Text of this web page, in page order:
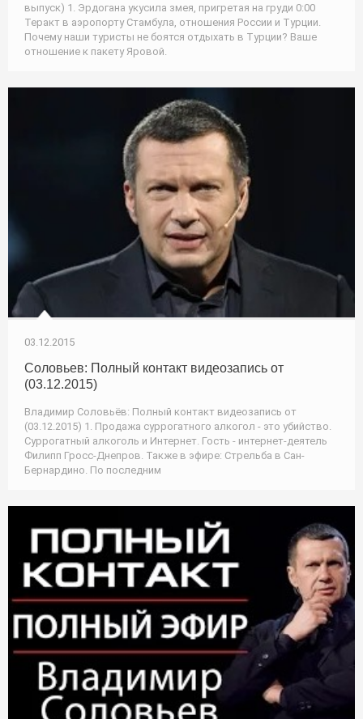
выпуск) 1. Эрдогана укусила змея, пригретая на груди 0:00
Теракт в аэропорту Стамбула, отношения России и Турции.
Почему наши туристы не боятся отдыхать в Турции? Ваше
отношение к пакету Яровой.
03.12.2015
Соловьев: Полный контакт видеозапись от
(03.12.2015)
Владимир Соловьёв: Полный контакт видеозапись от
(03.12.2015) 1. Продажа суррогатного алкогол - это убийство.
Суррогатный алкоголь и Интернет. Гость - интернет-деятель
Филипп Гросс-Днепров. Также в эфире: Стрельба в Сан-
Бернардино. По последним